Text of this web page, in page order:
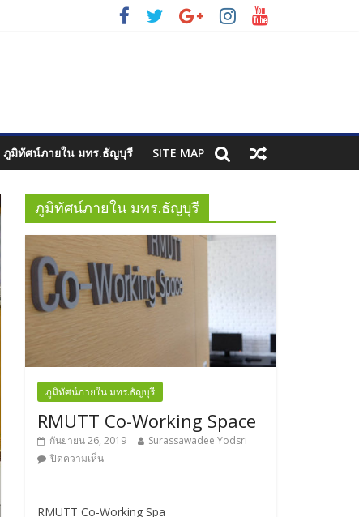
ภูมิทัศน์ภายใน มทร.ธัญบุรี SITE MAP
ภูมิทัศน์ภายใน มทร.ธัญบุรี
ภูมิทัศน์ภายใน มทร.ธัญบุรี
RMUTT Co-Working Space
กันยายน 26, 2019
Surassawadee Yodsri
ปิดความเห็น
RMUTT Co-Working Spa